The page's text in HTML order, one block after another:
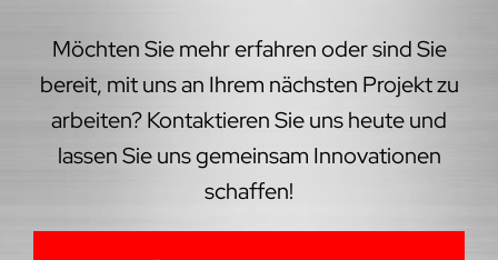
Möchten Sie mehr erfahren oder sind Sie
bereit, mit uns an Ihrem nächsten Projekt zu
arbeiten? Kontaktieren Sie uns heute und
lassen Sie uns gemeinsam Innovationen
schaffen!